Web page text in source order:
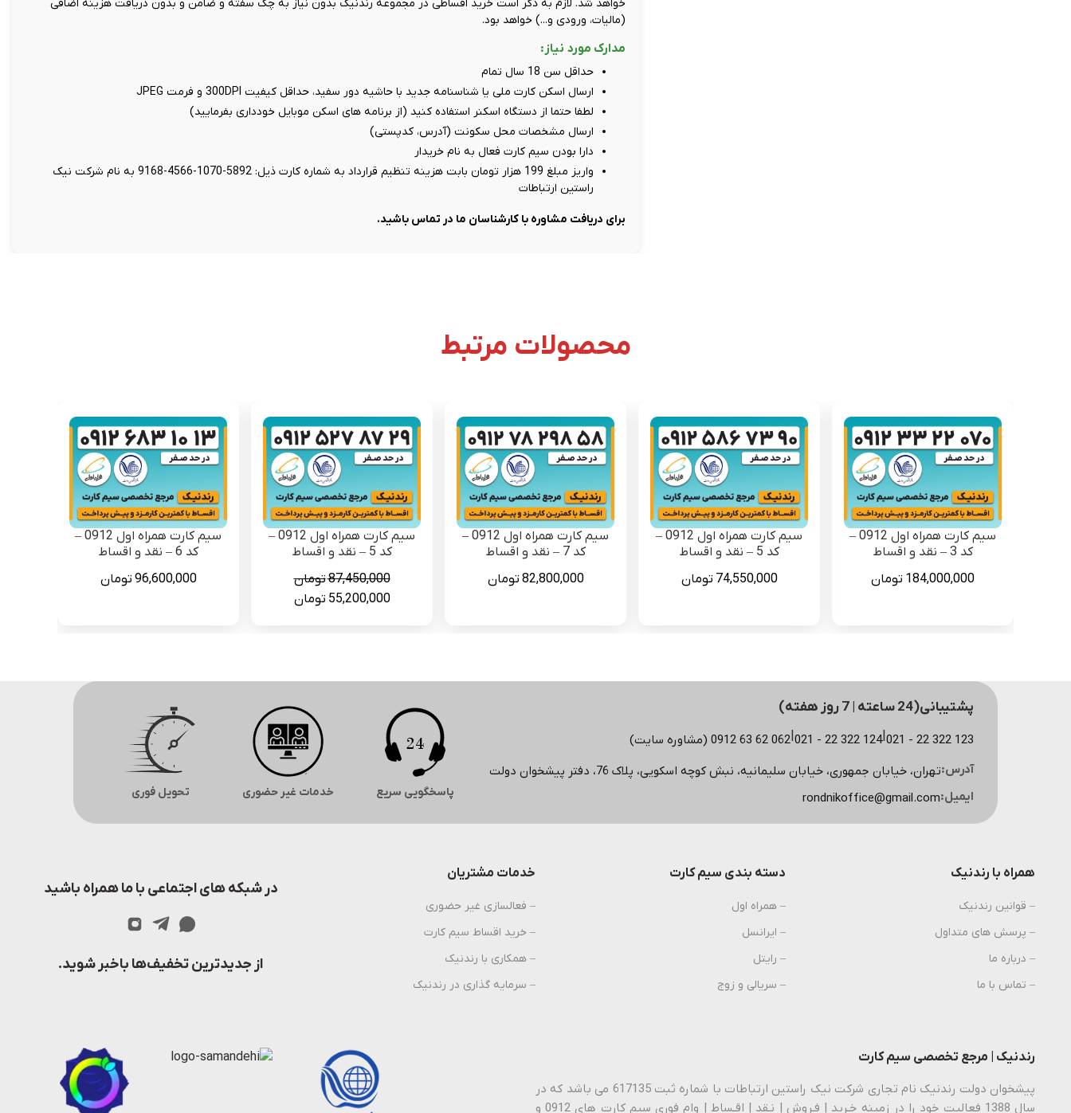
خواهد شد. لازم به ذکر است خرید اقساطی در مجموعه رندنیک بدون نیاز به چک سفته و ضامن و بدون دریافت هزینه اضافی
(مالیات، ورودی و...) خواهد بود.
مدارک مورد نیاز:
حداقل سن 18 سال تمام
ارسال اسکن کارت ملی یا شناسنامه جدید با حاشیه دور سفید، حداقل کیفیت 300DPI و فرمت JPEG
لطفا حتما از دستگاه اسکنر استفاده کنید (از برنامه های اسکن موبایل خودداری بفرمایید)
ارسال مشخصات محل سکونت (آدرس، کدپستی)
دارا بودن سیم کارت فعال به نام خریدار
واریز مبلغ 199 هزار تومان بابت هزینه تنظیم قرارداد به شماره کارت ذیل: 5892-1070-4566-9168 به نام شرکت نیک
راستین ارتباطات
برای دریافت مشاوره با کارشناسان ما در تماس باشید.
محصولات مرتبط
سیم کارت همراه اول 0912 –
کد 3 – نقد و اقساط
184,000,000 تومان
سیم کارت همراه اول 0912 –
کد 5 – نقد و اقساط
74,550,000 تومان
سیم کارت همراه اول 0912 –
کد 7 – نقد و اقساط
82,800,000 تومان
سیم کارت همراه اول 0912 –
کد 5 – نقد و اقساط
87,450,000تومان
قیمت
55,200,000 تومانقیمت
سیم کارت همراه اول 0912 –
کد 6 – نقد و اقساط
96,600,000 تومان
پشتیبانی(24 ساعته | 7 روز هفته)
123 322 22 - 021
|
124 322 22 - 021
062 62 63 0912 (مشاوره سایت)
آدرس:تهران، خیابان جمهوری، خیابان سلیمانیه، نبش کوچه اسکویی، پلاک 76، دفتر پیشخوان دولت
ایمیل:rondnikoffice@gmail.com پاسخگویی سریع خدمات غیر حضوری تحویل فوری
همراه با رندنیک
– قوانین رندنیک
– پرسش های متداول
– درباره ما
– تماس با ما
دسته بندی سیم کارت
– همراه اول
– ایرانسل
– رایتل
– سریالی و زوج
خدمات مشتریان
– فعالسازی غیر حضوری
– خرید اقساط سیم کارت
– همکاری با رندنیک
– سرمایه گذاری در رندنیک
در شبکه های اجتماعی با ما همراه باشید
از جدیدترین تخفیف‌ها باخبر شوید.
رندنیک | مرجع تخصصی سیم کارت
پیشخوان دولت رندنیک نام تجاری شرکت نیک راستین ارتباطات با شماره ثبت 617135 می باشد که در
سال 1388 فعالیت خود را در زمینه خـرید | فـروش | نـقد | اقـساط | وام فوری سیم کارت های 0912 و